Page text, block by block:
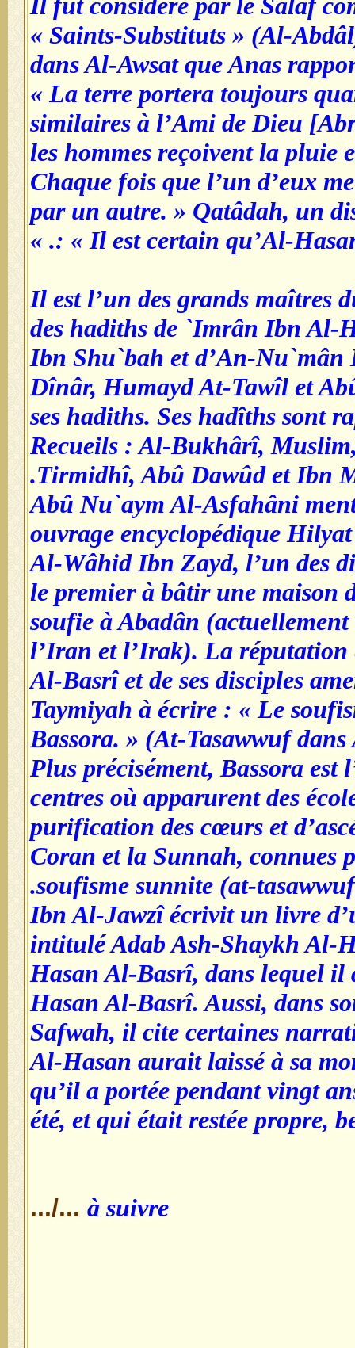
Il fut considéré par le Salaf
« Saints-Substituts » (Al-
dans Al-Awsat que Anas
« La terre portera toujours
similaires à l’Ami de Dieu
les hommes reçoivent la pluie
Chaque fois que l’un d’eux
par un autre. » Qatâdah, un
: « Il est certain qu’Al-Hasan
Il est l’un des grands maîtres
des hadiths de `Imrân Ibn Al-
Ibn Shu`bah et d’An-
Dînâr, Humayd At-Tawîl et
ses hadiths. Ses hadîths sont
Recueils : Al-Bukhârî,
Tirmidhî, Abû Dawûd et Ibn
Abû Nu`aym Al-Asfahâni
ouvrage encyclopédique
Al-Wâhid Ibn Zayd, l’un des
le premier à bâtir une maison
soufie à Abadân
l’Iran et l’Irak). La réputation
Al-Basrî et de ses disciples
Taymiyah à écrire : « Le
Bassora. » (At-Tasawwuf
Plus précisément, Bassora est
centres où apparurent des
purification des cœurs et
Coran et la Sunnah, connues
soufisme sunnite (at-
Ibn Al-Jawzî écrivit un livre
intitulé Adab Ash-Shaykh Al-
Hasan Al-Basrî, dans lequel il
Hasan Al-Basrî. Aussi, dans
Safwah, il cite certaines
Al-Hasan aurait laissé à sa
qu’il a portée pendant vingt
été, et qui était restée propre,
à suivre
.../...